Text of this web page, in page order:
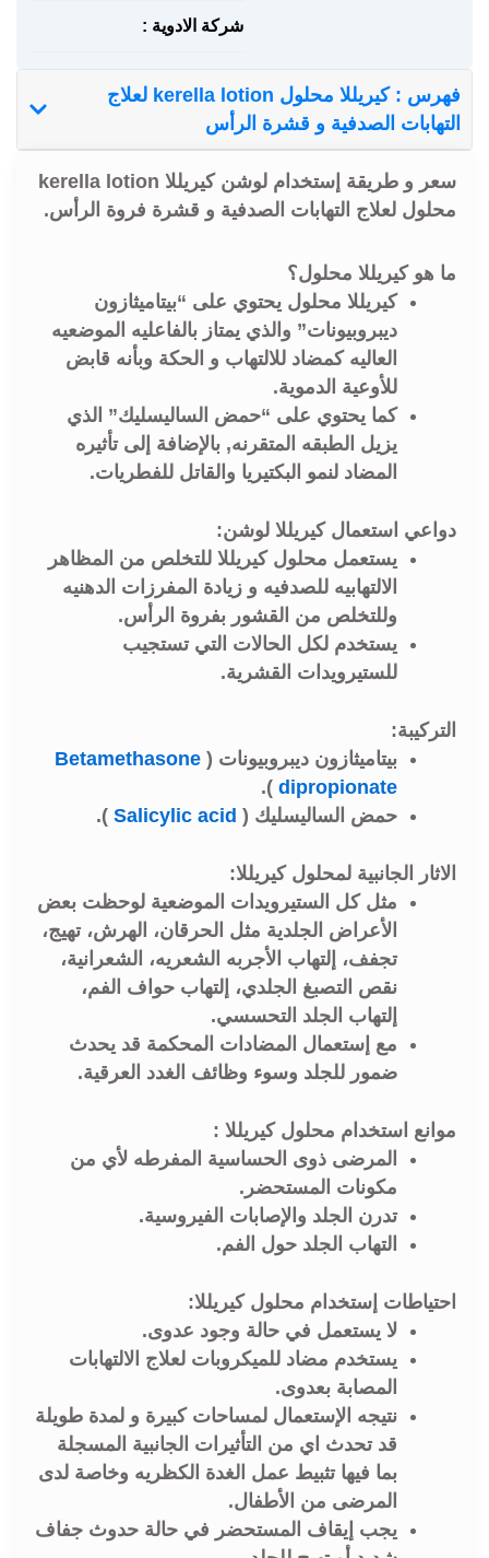
شركة الادوية :
فهرس : كيريللا محلول kerella lotion لعلاج
التهابات الصدفية و قشرة الرأس
سعر و طريقة إستخدام لوشن كيريللا kerella lotion
محلول لعلاج التهابات الصدفية و قشرة فروة الرأس.
ما هو كيريللا محلول؟
كيريللا محلول يحتوي على “بيتاميثازون
ديبروبيونات” والذي يمتاز بالفاعليه الموضعيه
العاليه كمضاد للالتهاب و الحكة وبأنه قابض
للأوعية الدموية.
كما يحتوي على “حمض الساليسليك” الذي
يزيل الطبقه المتقرنه, بالإضافة إلى تأثيره
المضاد لنمو البكتيريا والقاتل للفطريات.
دواعي استعمال كيريللا لوشن:
يستعمل محلول كيريللا للتخلص من المظاهر
الالتهابيه للصدفيه و زيادة المفرزات الدهنيه
وللتخلص من القشور بفروة الرأس.
يستخدم لكل الحالات التي تستجيب
للستيرويدات القشرية.
التركيبة:
بيتاميثازون ديبروبيونات ( Betamethasone
dipropionate
).
حمض الساليسليك ( Salicylic acid
).
الاثار الجانبية لمحلول كيريللا:
مثل كل الستيرويدات الموضعية لوحظت بعض
الأعراض الجلدية مثل الحرقان، الهرش، تهيج،
تجفف، إلتهاب الأجربه الشعريه، الشعرانية،
نقص التصبغ الجلدي، إلتهاب حواف الفم،
إلتهاب الجلد التحسسي.
مع إستعمال المضادات المحكمة قد يحدث
ضمور للجلد وسوء وظائف الغدد العرقية.
موانع استخدام محلول كيريللا :
المرضى ذوی الحساسية المفرطه لأي من
مكونات المستحضر.
تدرن الجلد والإصابات الفيروسية.
التهاب الجلد حول الفم.
احتياطات إستخدام محلول كيريللا:
لا يستعمل في حالة وجود عدوى.
يستخدم مضاد للميكروبات لعلاج الالتهابات
المصابة بعدوى.
نتيجه الإستعمال لمساحات كبيرة و لمدة طويلة
قد تحدث اي من التأثيرات الجانبية المسجلة
بما فيها تثبيط عمل الغدة الكظريه وخاصة لدى
المرضى من الأطفال.
يجب إيقاف المستحضر في حالة حدوث جفاف